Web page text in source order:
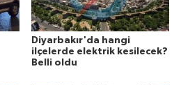
Diyarbakır'da hangi
ilçelerde elektrik kesilecek?
Belli oldu